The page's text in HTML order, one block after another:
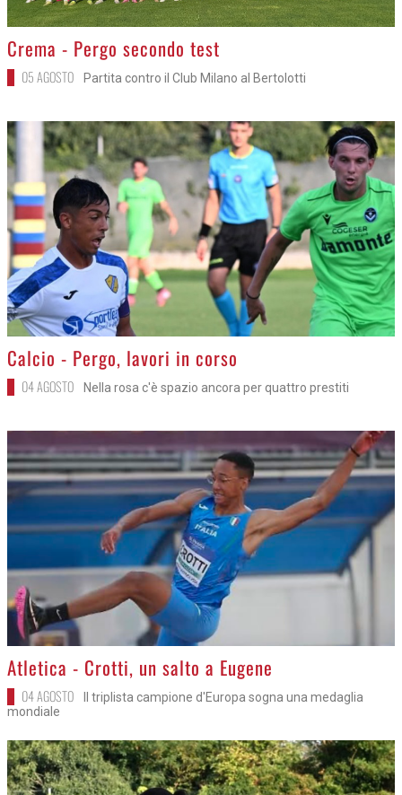
>
Crema - Pergo secondo test
05 AGOSTO Partita contro il Club Milano al Bertolotti
>
Calcio - Pergo, lavori in corso
04 AGOSTO Nella rosa c'è spazio ancora per quattro prestiti
>
Atletica - Crotti, un salto a Eugene
04 AGOSTO
Il triplista campione d'Europa sogna una medaglia
mondiale